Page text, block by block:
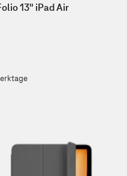
13" iPad Air